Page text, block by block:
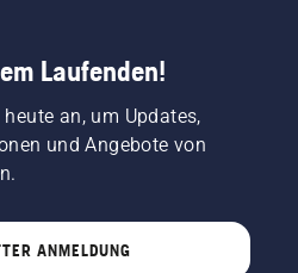
Laufenden!
an, um Updates,
und Angebote von
ANMELDUNG